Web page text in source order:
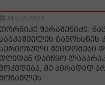
31-12-2022
თორნიკე შარაშენიძე:
სააკაშვილის გამოხსნის
სერიოზული შეცდომები
დღიდან დაიწყო
მოკვდება, მე პირადად
მოწამლეს